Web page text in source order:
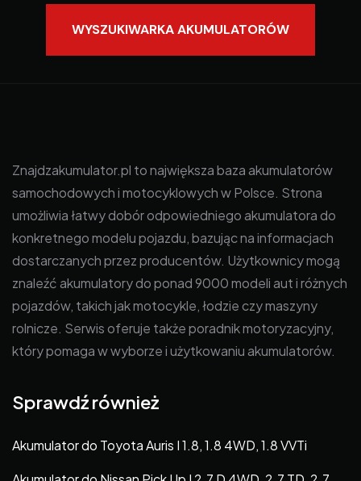
WYSZUKIWARKA AKUMULATORÓW
Znajdzakumulator.pl to największa baza akumulatorów
samochodowych i motocyklowych w Polsce. Strona
umożliwia łatwy dobór odpowiedniego akumulatora do
konkretnego modelu pojazdu, bazując na informacjach
dostarczanych przez producentów. Użytkownicy mogą
znaleźć akumulatory do ponad 9000 modeli aut i różnych
pojazdów, takich jak motocykle, łodzie czy maszyny
rolnicze. Serwis oferuje także poradnik motoryzacyjny,
który pomaga w wyborze i użytkowaniu akumulatorów.
Sprawdź również
Akumulator do Toyota Auris I 1.8, 1.8 4WD, 1.8 VVTi